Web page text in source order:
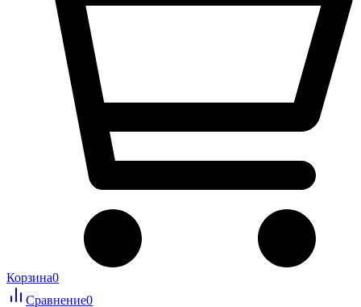
Корзина0
Сравнение0